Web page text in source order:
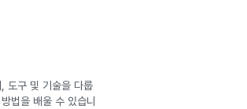
도구 및 기술을 다룹
법을 배울 수 있습니